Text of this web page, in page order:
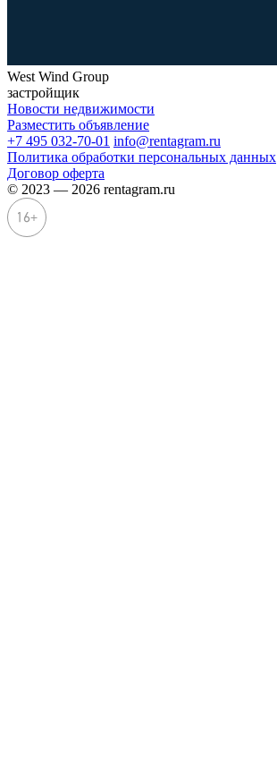
West Wind Group
застройщик
Новости недвижимости
Разместить объявление
+7 495 032-70-01 info@rentagram.ru
Политика обработки персональных данных
Договор оферта
© 2023 — 2026 rentagram.ru